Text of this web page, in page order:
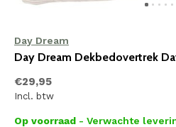
Day Dream
Day Dream Dekbedovertrek
€29,95
Incl. btw
Op voorraad - Verwachte